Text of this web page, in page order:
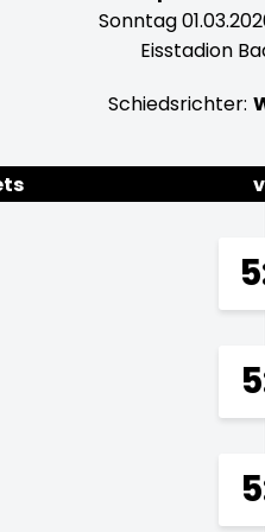
Sonntag
Eisstadion
Schiedsrichter: